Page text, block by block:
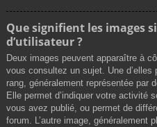
Que signifient les images
d’utilisateur ?
Deux images peuvent apparaître à
vous consultez un sujet. Une
rang, généralement représentée par
Elle permet d’indiquer votre activité
vous avez publié, ou permet de
forum. L’autre image, généralement